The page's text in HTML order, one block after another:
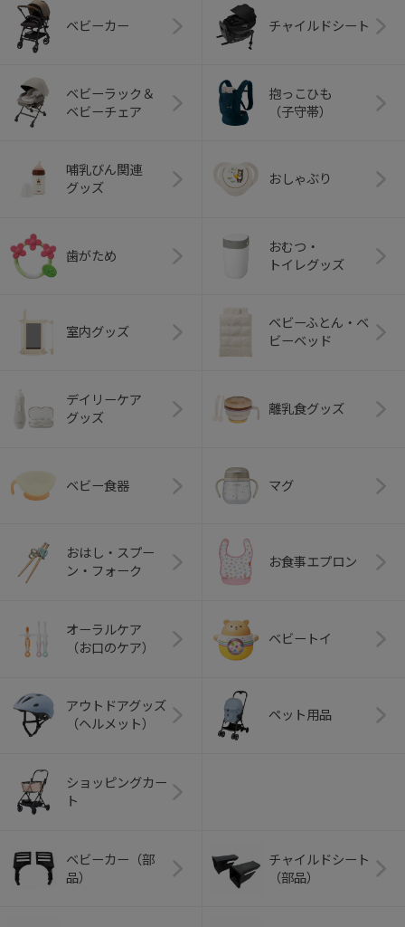
ベビーカー チャイルドシート
ベビーラック＆
ベビーチェア
抱っこひも
（子守帯）
哺乳びん関連
グッズ
おしゃぶり
歯がため
おむつ・
トイレグッズ
室内グッズ
ベビーふとん・ベ
ビーベッド
デイリーケア
グッズ
離乳食グッズ
ベビー食器 マグ
おはし・スプー
ン・フォーク
お食事エプロン
オーラルケア
（お口のケア）
ベビートイ
アウトドアグッズ
（ヘルメット）
ペット用品
ショッピングカー
ト
ベビーカー（部
品）
チャイルドシート
（部品）